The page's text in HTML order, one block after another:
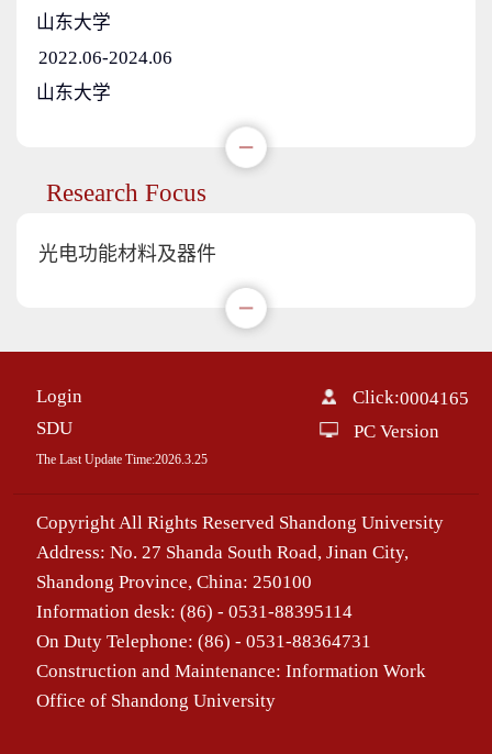
山东大学
2022.06-2024.06
山东大学
Research Focus
光电功能材料及器件
Login
SDU
The Last Update Time:2026. 3. 25
Click:0004165
PC Version
Copyright All Rights Reserved Shandong University
Address: No. 27 Shanda South Road, Jinan City,
Shandong Province, China: 250100
Information desk: (86) - 0531-88395114
On Duty Telephone: (86) - 0531-88364731
Construction and Maintenance: Information Work
Office of Shandong University